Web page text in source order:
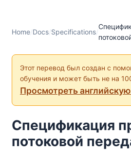
Home/Docs/Specifications/
Этот перевод был создан с
обучения и может быть не на
Просмотреть
Спецификация
потоковой